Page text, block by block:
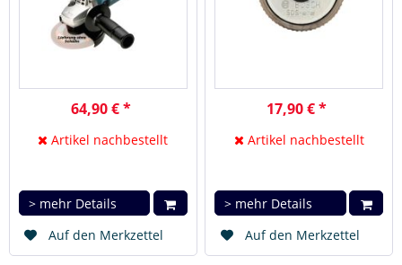
64,90 € *
Artikel nachbestellt
> mehr Details
Auf den Merkzettel
17,90 € *
Artikel nachbestellt
> mehr Details
Auf den Merkzettel